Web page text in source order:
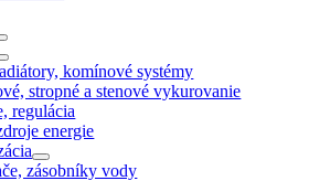
komínové systémy
stropné a stenové vykurovanie
regulácia
energie
zásobníky vody